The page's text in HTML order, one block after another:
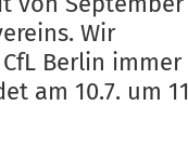
Wir
Berlin immer
am 10.7. um 11